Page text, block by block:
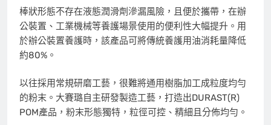
棒狀形態不存在液態潤滑劑滲漏風險，且便於攜帶，在辦
公裝置、工業機械等養護場景使用的便利性大幅提升。用
於辦公裝置養護時，該產品可將傳統養護用油消耗量降低
約80%。
以往採用常規研磨工藝，很難將通用樹脂加工成粒度均勻
的粉末。大賽璐自主研發製造工藝，打造出DURAST(R)
POM產品，粉末形態獨特，粒徑可控、精細且分佈均勻。